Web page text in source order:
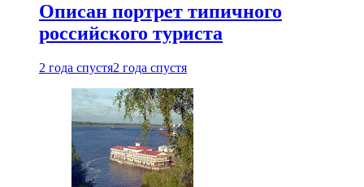
Описан портрет типичного
российского туриста
2 года спустя2 года спустя